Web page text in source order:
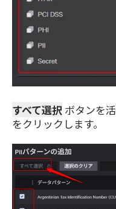
すべて選択 ボタンを
をクリックします。